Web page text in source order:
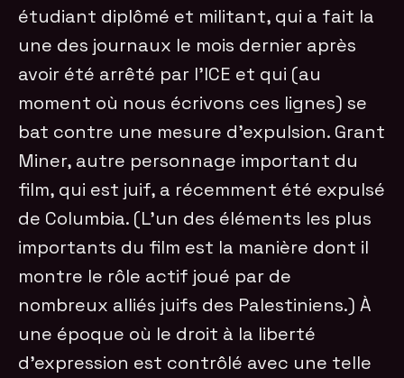
étudiant diplômé et militant, qui a fait la
une des journaux le mois dernier après
avoir été arrêté par l’ICE et qui (au
moment où nous écrivons ces lignes) se
bat contre une mesure d’expulsion. Grant
Miner, autre personnage important du
film, qui est juif, a récemment été expulsé
de Columbia. (L’un des éléments les plus
importants du film est la manière dont il
montre le rôle actif joué par de
nombreux alliés juifs des Palestiniens.) À
une époque où le droit à la liberté
d’expression est contrôlé avec une telle